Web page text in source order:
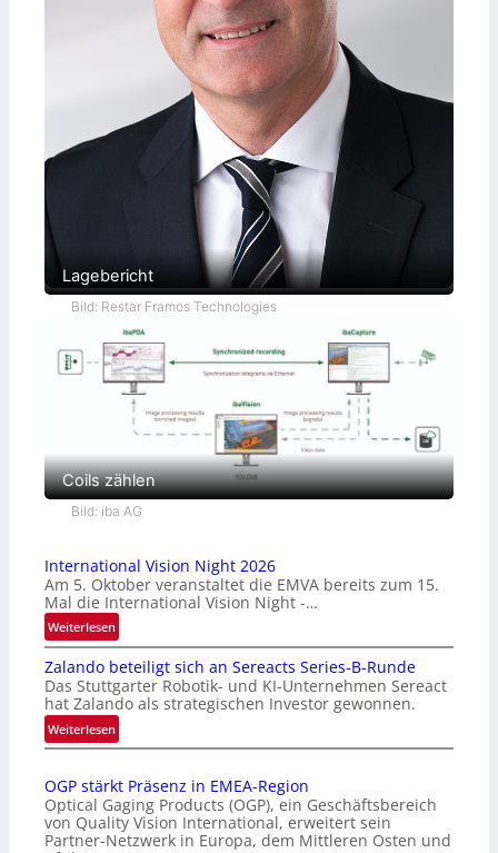
Lagebericht
Bild: Restar Framos Technologies
Coils zählen
Bild: iba AG
International Vision Night 2026
Am 5. Oktober veranstaltet die EMVA bereits zum 15.
Mal die International Vision Night -…
Weiterlesen:
I
n
t
e
r
n
t
i
o
Zalando beteiligt sich an Sereacts Series-B-Runde
Das Stuttgarter Robotik- und KI-Unternehmen Sereact
hat Zalando als strategischen Investor gewonnen.
Weiterlesen:
Z
l
a
n
OGP stärkt Präsenz in EMEA-Region
Optical Gaging Products (OGP), ein Geschäftsbereich
von Quality Vision International, erweitert sein
Partner-Netzwerk in Europa, dem Mittleren Osten und